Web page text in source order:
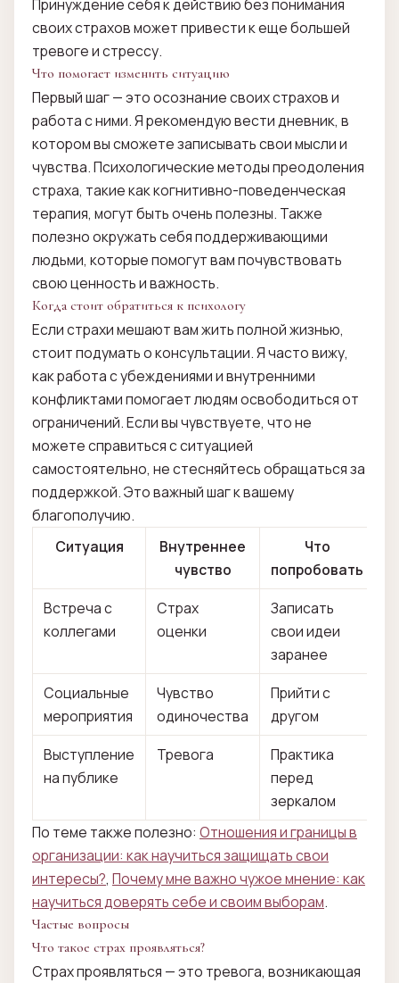
Принуждение себя к действию без понимания
своих страхов может привести к еще большей
тревоге и стрессу.
Что помогает изменить ситуацию
Первый шаг — это осознание своих страхов и
работа с ними. Я рекомендую вести дневник, в
котором вы сможете записывать свои мысли и
чувства. Психологические методы преодоления
страха, такие как когнитивно-поведенческая
терапия, могут быть очень полезны. Также
полезно окружать себя поддерживающими
людьми, которые помогут вам почувствовать
свою ценность и важность.
Когда стоит обратиться к психологу
Если страхи мешают вам жить полной жизнью,
стоит подумать о консультации. Я часто вижу,
как работа с убеждениями и внутренними
конфликтами помогает людям освободиться от
ограничений. Если вы чувствуете, что не
можете справиться с ситуацией
самостоятельно, не стесняйтесь обращаться за
поддержкой. Это важный шаг к вашему
благополучию.
Ситуация
Внутреннее
чувство
Что
попробовать
Встреча с
коллегами
Страх
оценки
Записать
свои идеи
заранее
Социальные
мероприятия
Чувство
одиночества
Прийти с
другом
Выступление
на публике
Тревога
Практика
перед
зеркалом
По теме также полезно: Отношения и границы в
организации: как научиться защищать свои
интересы?, Почему мне важно чужое мнение: как
научиться доверять себе и своим выборам.
Частые вопросы
Что такое страх проявляться?
Страх проявляться — это тревога, возникающая